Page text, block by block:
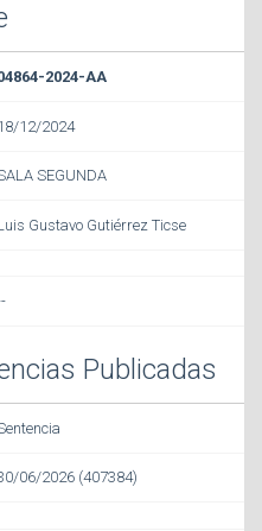
2024-AA
12/2024
SEGUNDA
Gustavo Gutiérrez Ticse
Publicadas
06/2026 (407384)